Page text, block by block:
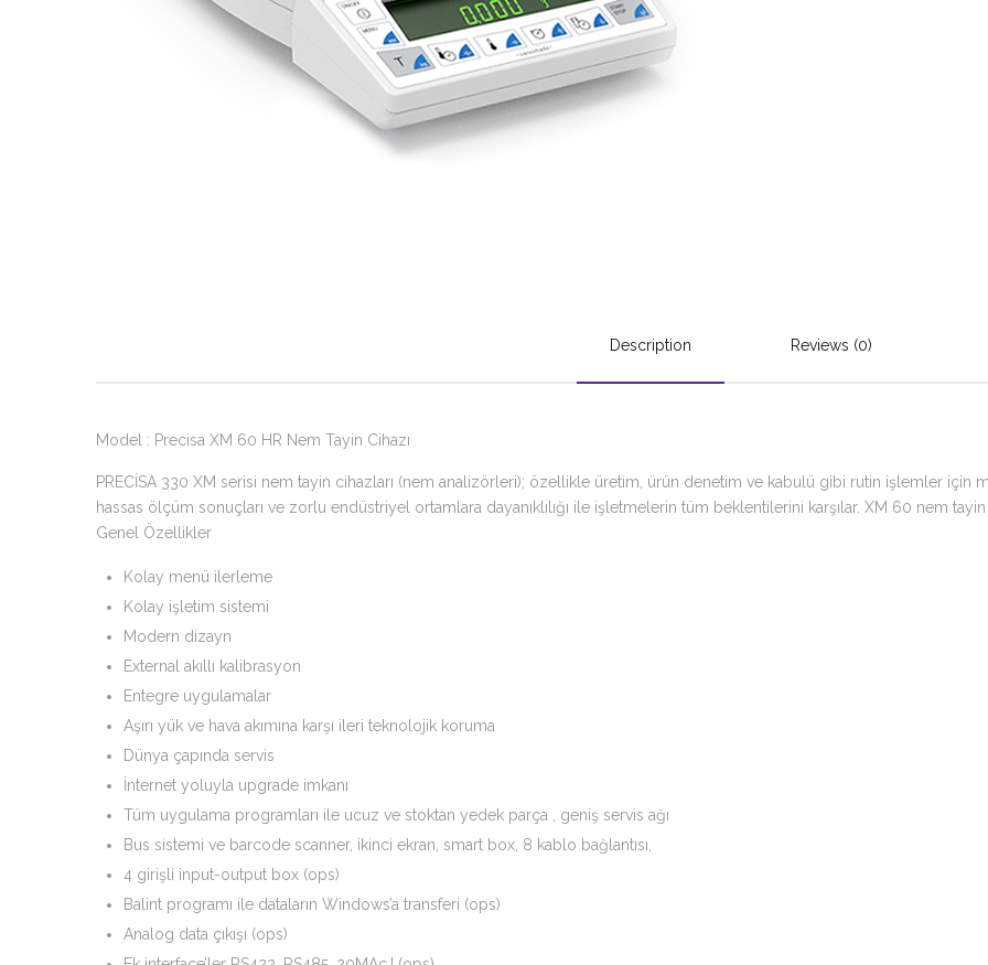
Description Reviews (0)
Model : Precisa XM 60 HR Nem Tayin Cihazı
PRECİSA 330 XM serisi nem tayin cihazları (nem analizörleri); özellikle üretim, ürün denetim ve kabulü gibi rutin işlemler için
hassas ölçüm sonuçları ve zorlu endüstriyel ortamlara dayanıklılığı ile işletmelerin tüm beklentilerini karşılar. XM 60 nem tayin
Genel Özellikler
Kolay menü ilerleme
Kolay işletim sistemi
Modern dizayn
External akıllı kalibrasyon
Entegre uygulamalar
Aşırı yük ve hava akımına karşı ileri teknolojik koruma
Dünya çapında servis
İnternet yoluyla upgrade imkanı
Tüm uygulama programları ile ucuz ve stoktan yedek parça , geniş servis ağı
Bus sistemi ve barcode scanner, ikinci ekran, smart box, 8 kablo bağlantısı,
4 girişli input-output box (ops)
Balint programı ile dataların Windows’a transferi (ops)
Analog data çıkışı (ops)